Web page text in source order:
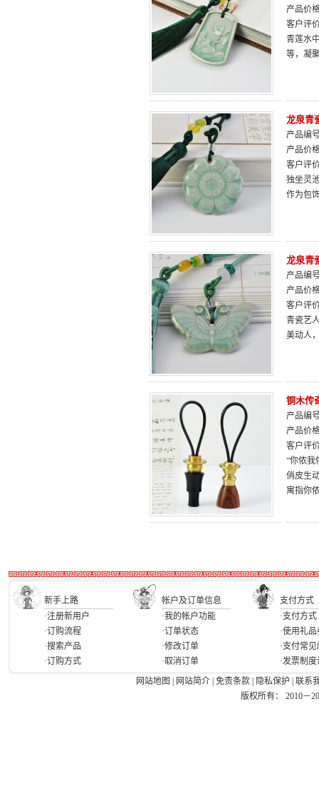
产品价
客户评
青莲水
等，凝
龙泉青
产品编
产品价
客户评
独坐灵
作为包
龙泉青
产品编
产品价
客户评
青瓷艺
美动人
铜木传
产品编
产品价
客户评
“你侬我
俏皮生
寓指你
新手上路 帐户及订单信息
支付方式
·注册新用户
·订购流程
·搜索产品
·订购方式
·我的帐户功能
·订单状态
·修改订单
·取消订单
·支付方式
·使用礼品
·支付常
·发票制
网站地图
网站简介 免责条款 隐私保护
联系
版权所有： 2010－